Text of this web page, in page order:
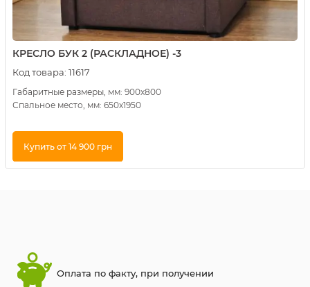
КРЕСЛО БУК 2 (РАСКЛАДНОЕ) -3
Код товара: 11617
Габаритные размеры, мм: 900х800
Спальное место, мм: 650х1950
Купить от 14 900 грн
Оплата по факту, при получении